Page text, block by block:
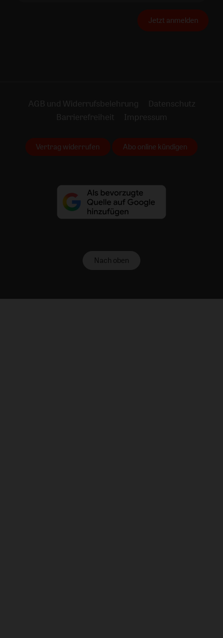
Jetzt anmelden
AGB und Widerrufsbelehrung
Datenschutz
Barrierefreiheit
Impressum
Vertrag widerrufen Abo online kündigen
Nach oben